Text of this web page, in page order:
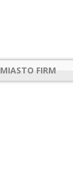
MIASTO FIRM